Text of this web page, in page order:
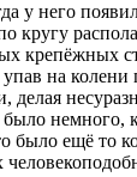
у него
кругу
крепёжных
на колени
делая
было немного,
было ещё то